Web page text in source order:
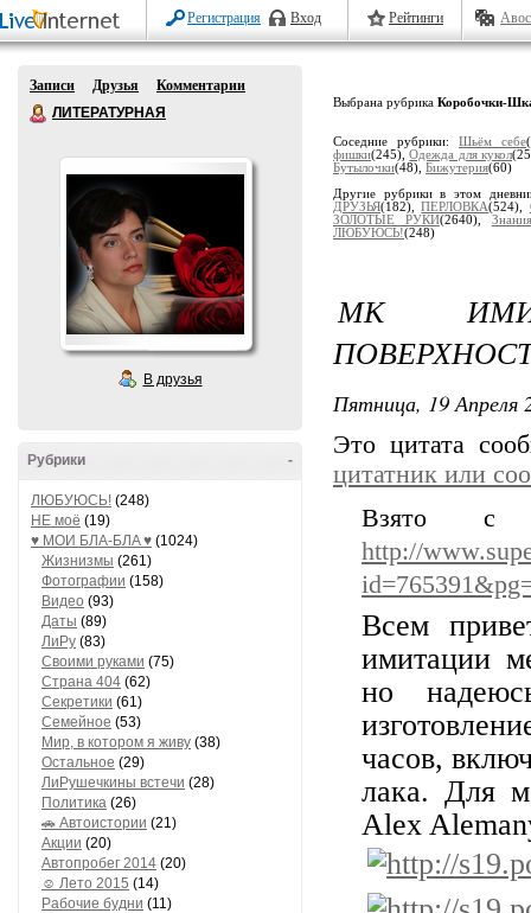
Регистрация Вход Рейтинги
Записи Друзья
Комментарии
ЛИТЕРАТУРНАЯ
В друзья
-
Рубрики
ЛЮБУЮСЬ! (248)
НЕ моё (19)
♥ МОИ БЛA-БЛA ♥ (1024)
Жизнизмы (261)
Фотографии (158)
Видео (93)
Даты (89)
ЛиРу (83)
Своими руками (75)
Страна 404 (62)
Секретики (61)
Семейное (53)
Мир, в котором я живу (38)
Остальное (29)
ЛиРушечкины встечи (28)
Политика (26)
🚗 Автоистории (21)
Акции (20)
Автопробег 2014 (20)
☺ Лето 2015 (14)
Рабочие будни (11)
Выбрана рубрика Коробочки-
Соседние рубрики: Шьём себе
фишки(245),Одеждa для кукол
Бутылочки(48), Бижутерия(60)
Другие рубрики в этом
ДРУЗЬЯ(182),ПЕРЛОВКА(524),
ЗОЛОТЫЕ РУКИ(2640), Знания
ЛЮБУЮСЬ!(248)
МК
Пятница, 19 Апреля
Это цитата
цитатник или
Взято с
http://
Всем
имитации
но
часов,
лака. Для
Alex